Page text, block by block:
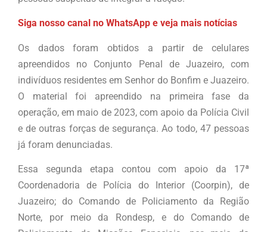
Siga nosso canal no WhatsApp e veja mais notícias
Os dados foram obtidos a partir de celulares
apreendidos no Conjunto Penal de Juazeiro, com
indivíduos residentes em Senhor do Bonfim e Juazeiro.
O material foi apreendido na primeira fase da
operação, em maio de 2023, com apoio da Polícia Civil
e de outras forças de segurança. Ao todo, 47 pessoas
já foram denunciadas.
Essa segunda etapa contou com apoio da 17ª
Coordenadoria de Polícia do Interior (Coorpin), de
Juazeiro; do Comando de Policiamento da Região
Norte, por meio da Rondesp, e do Comando de